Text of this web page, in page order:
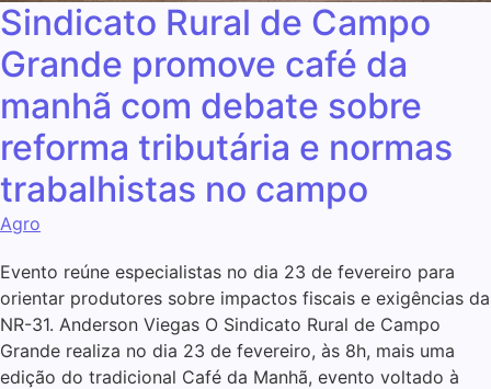
Sindicato Rural de Campo
Grande promove café da
manhã com debate sobre
reforma tributária e normas
trabalhistas no campo
Agro
Evento reúne especialistas no dia 23 de fevereiro para
orientar produtores sobre impactos fiscais e exigências da
NR-31. Anderson Viegas O Sindicato Rural de Campo
Grande realiza no dia 23 de fevereiro, às 8h, mais uma
edição do tradicional Café da Manhã, evento voltado à